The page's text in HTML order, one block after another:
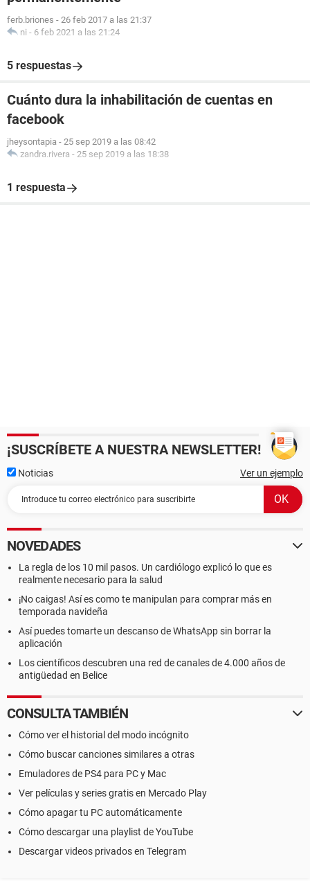
ferb.briones - 26 feb 2017 a las 21:37
ni - 6 feb 2021 a las 21:24
5 respuestas
Cuánto dura la inhabilitación de cuentas en
facebook
jheysontapia - 25 sep 2019 a las 08:42
zandra.rivera - 25 sep 2019 a las 18:38
1 respuesta
¡SUSCRÍBETE A NUESTRA NEWSLETTER!
Noticias Ver un ejemplo
NOVEDADES
La regla de los 10 mil pasos. Un cardiólogo explicó lo que es
realmente necesario para la salud
¡No caigas! Así es como te manipulan para comprar más en
temporada navideña
Así puedes tomarte un descanso de WhatsApp sin borrar la
aplicación
Los científicos descubren una red de canales de 4.000 años de
antigüedad en Belice
CONSULTA TAMBIÉN
Cómo ver el historial del modo incógnito
Cómo buscar canciones similares a otras
Emuladores de PS4 para PC y Mac
Ver películas y series gratis en Mercado Play
Cómo apagar tu PC automáticamente
Cómo descargar una playlist de YouTube
Descargar videos privados en Telegram